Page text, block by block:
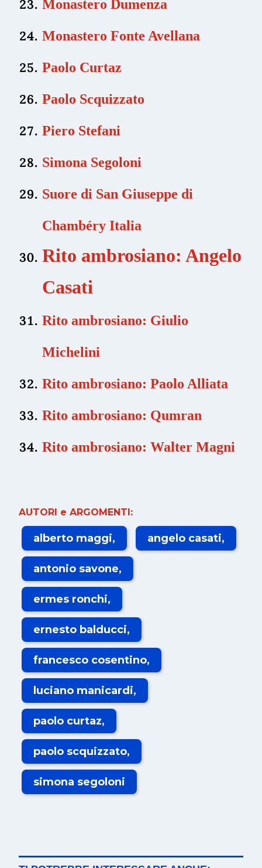
Monastero Dumenza
Monastero Fonte Avellana
Paolo Curtaz
Paolo Scquizzato
Piero Stefani
Simona Segoloni
Suore di San Giuseppe di
Chambéry Italia
Rito ambrosiano: Angelo
Casati
Rito ambrosiano: Giulio
Michelini
Rito ambrosiano: Paolo Alliata
Rito ambrosiano: Qumran
Rito ambrosiano: Walter Magni
AUTORI e ARGOMENTI:
alberto maggi angelo casati
antonio savone
ermes ronchi
ernesto balducci
francesco cosentino
luciano manicardi
paolo curtaz
paolo scquizzato
simona segoloni